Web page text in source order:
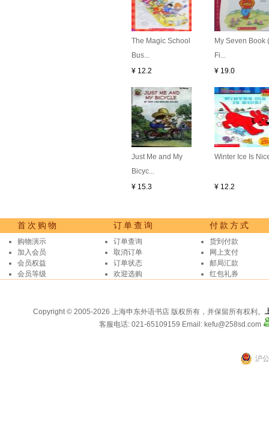
The Magic School
Bus...
¥ 12.2
My Seven Book
Fi...
¥ 19.0
Just Me and My
Bicyc...
¥ 15.3
Winter Ice Is
¥ 12.2
首次购物
购物演示
加入会员
会员权益
会员等级
订单查询
订单查询
取消订单
订单状态
欢迎选购
付款方式
货到付款
网上支付
邮局汇款
红包礼券
Copyright © 2005-2026 上海申东外语书店 版权所有，并保留所有权利。
客服电话: 021-65109159 Email: kefu@258sd.com
沪